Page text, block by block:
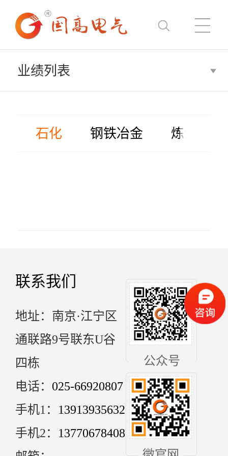
业绩列表
石化 钢铁冶金 炼焦
联系我们
地址：南京·江宁区
通联路9号联东U谷
四栋
电话： 025-66920807
手机1： 13913935632
手机2： 13770678408
公众号